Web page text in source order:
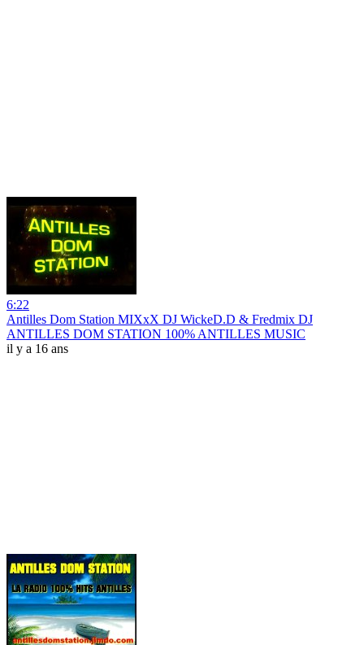
6:22
Antilles Dom Station MIXxX DJ WickeD.D & Fredmix DJ
ANTILLES DOM STATION 100% ANTILLES MUSIC
il y a 16 ans